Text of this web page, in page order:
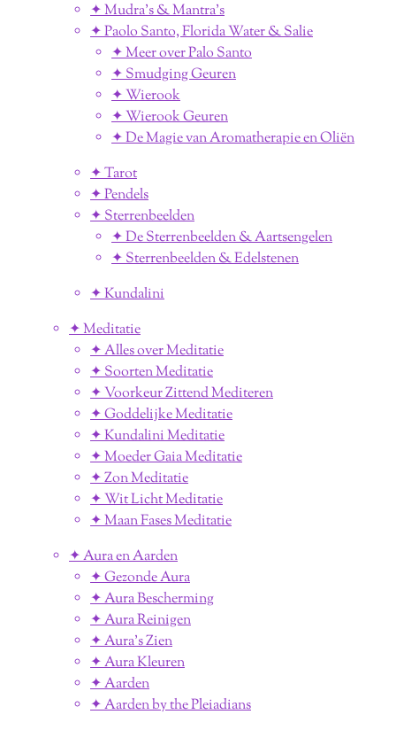
✦ Mudra's & Mantra's
✦ Paolo Santo, Florida Water & Salie
✦ Meer over Palo Santo
✦ Smudging Geuren
✦ Wierook
✦ Wierook Geuren
✦ De Magie van Aromatherapie en Oliën
✦ Tarot
✦ Pendels
✦ Sterrenbeelden
✦ De Sterrenbeelden & Aartsengelen
✦ Sterrenbeelden & Edelstenen
✦ Kundalini
✦ Meditatie
✦ Alles over Meditatie
✦ Soorten Meditatie
✦ Voorkeur Zittend Mediteren
✦ Goddelijke Meditatie
✦ Kundalini Meditatie
✦ Moeder Gaia Meditatie
✦ Zon Meditatie
✦ Wit Licht Meditatie
✦ Maan Fases Meditatie
✦ Aura en Aarden
✦ Gezonde Aura
✦ Aura Bescherming
✦ Aura Reinigen
✦ Aura's Zien
✦ Aura Kleuren
✦ Aarden
✦ Aarden by the Pleiadians